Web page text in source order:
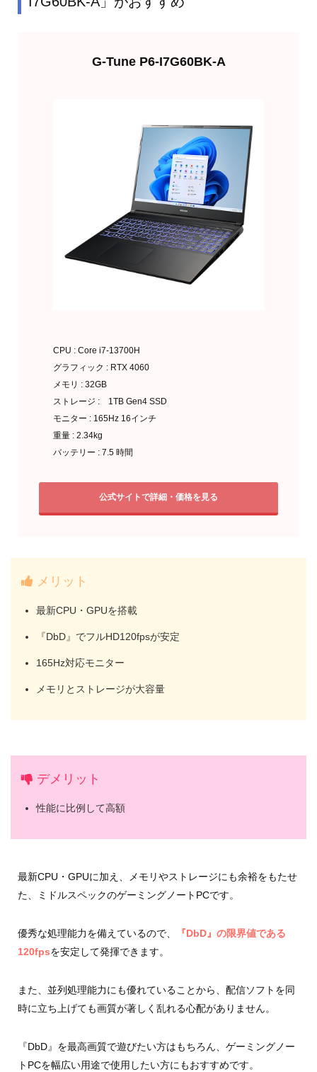
G-Tune P6-I7G60BK-A
CPU : Core i7-13700H
グラフィック : RTX 4060
メモリ : 32GB
ストレージ : 1TB Gen4 SSD
モニター : 165Hz 16インチ
重量 : 2.34kg
バッテリー : 7.5 時間
公式サイトで詳細・価格を見る
メリット
最新CPU・GPUを搭載
『DbD』でフルHD120fpsが安定
165Hz対応モニター
メモリとストレージが大容量
デメリット
性能に比例して高額
最新CPU・GPUに加え、メモリやストレージにも余裕をもたせ
た、ミドルスペックのゲーミングノートPCです。
優秀な処理能力を備えているので、
『DbD』の限界値である
120fpsを安定して発揮できます。
また、並列処理能力にも優れていることから、配信ソフトを同
時に立ち上げても画質が著しく乱れる心配がありません。
『DbD』を最高画質で遊びたい方はもちろん、ゲーミングノー
トPCを幅広い用途で使用したい方にもおすすめです。